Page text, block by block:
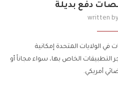
دفع بديلة
written by
في الولايات المتحدة إمكانية
الخاص بها، سواء مجاناً أو
أمريكي.